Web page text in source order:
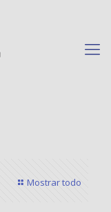
Mostrar todo